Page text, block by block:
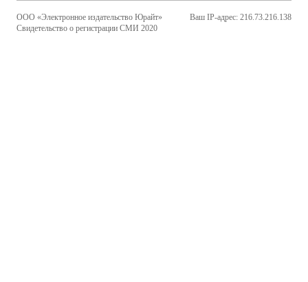
ООО «Электронное издательство Юрайт»
Свидетельство о регистрации СМИ 2020
Ваш IP-адрес: 216.73.216.138